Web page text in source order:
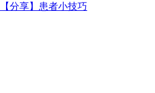
分享】患者小技巧